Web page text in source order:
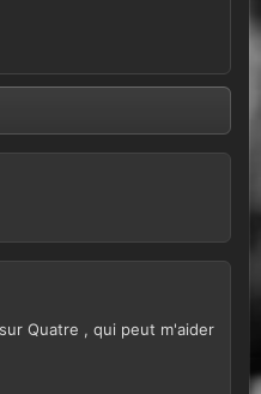
Quatre , qui peut m'aider